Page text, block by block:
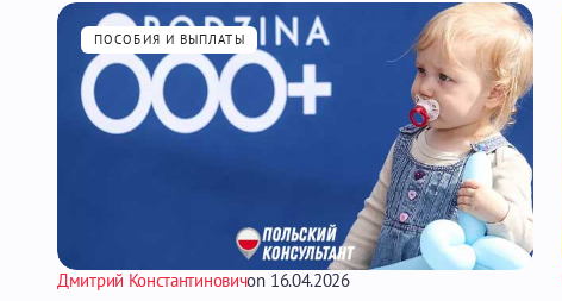
ПОСОБИЯ И ВЫПЛАТЫ
Дмитрий Константиновичon 16.04.2026